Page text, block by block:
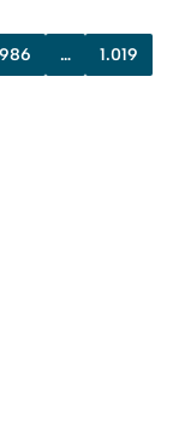
986 … 1.019